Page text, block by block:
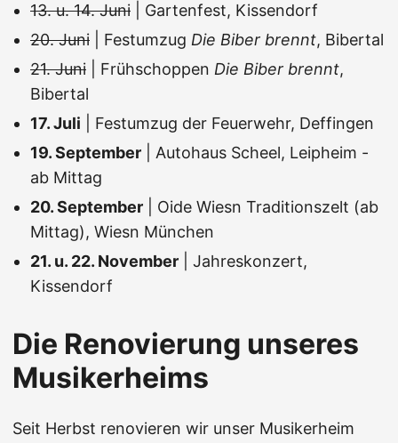
13. u. 14. Juni | Gartenfest, Kissendorf
20. Juni | Festumzug Die Biber brennt, Bibertal
21. Juni | Frühschoppen Die Biber brennt,
Bibertal
17. Juli | Festumzug der Feuerwehr, Deffingen
19. September | Autohaus Scheel, Leipheim -
ab Mittag
20. September | Oide Wiesn Traditionszelt (ab
Mittag), Wiesn München
21. u. 22. November | Jahreskonzert,
Kissendorf
Die Renovierung unseres
Musikerheims
Seit Herbst renovieren wir unser Musikerheim